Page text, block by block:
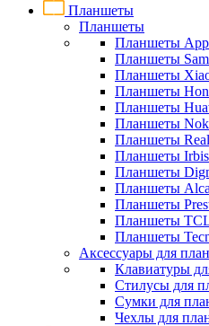
Планшеты
Планшеты
Планшеты
Планшеты
Планшеты
Планшеты
Планшеты
Планшеты
Планшеты
Планшеты Irbis
Планшеты
Планшеты
Планшеты
Планшеты
Планшеты
Аксессуары для
Клавиатуры
Стилусы для
Сумки для
Чехлы для